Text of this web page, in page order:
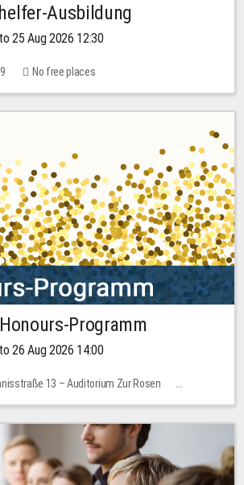
Ausbildung
25 Aug 2026 12:30
No free places
Programm
26 Aug 2026 14:00
13 – Auditorium Zur Rosen